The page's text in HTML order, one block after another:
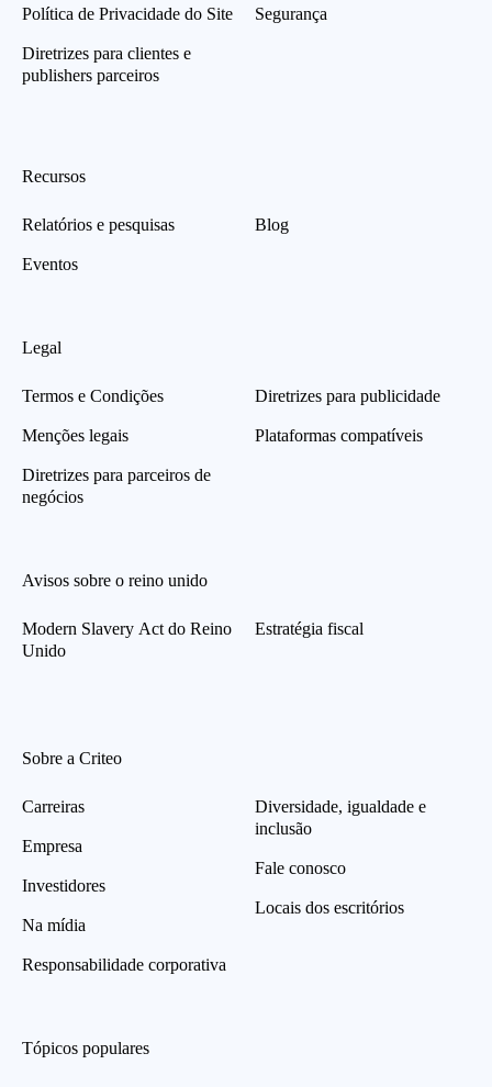
Política de Privacidade do Site
Diretrizes para clientes e
publishers parceiros
Segurança
Recursos
Relatórios e pesquisas
Eventos
Blog
Legal
Termos e Condições
Menções legais
Diretrizes para parceiros de
negócios
Diretrizes para publicidade
Plataformas compatíveis
Avisos sobre o reino unido
Modern Slavery Act do Reino
Unido
Estratégia fiscal
Sobre a Criteo
Carreiras
Empresa
Investidores
Na mídia
Responsabilidade corporativa
Diversidade, igualdade e
inclusão
Fale conosco
Locais dos escritórios
Tópicos populares